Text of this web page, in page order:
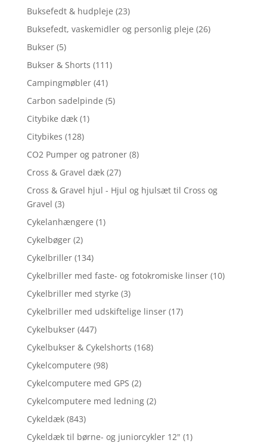
Buksefedt & hudpleje (23)
Buksefedt, vaskemidler og personlig pleje (26)
Bukser (5)
Bukser & Shorts (111)
Campingmøbler (41)
Carbon sadelpinde (5)
Citybike dæk (1)
Citybikes (128)
CO2 Pumper og patroner (8)
Cross & Gravel dæk (27)
Cross & Gravel hjul - Hjul og hjulsæt til Cross og
Gravel (3)
Cykelanhængere (1)
Cykelbøger (2)
Cykelbriller (134)
Cykelbriller med faste- og fotokromiske linser (10)
Cykelbriller med styrke (3)
Cykelbriller med udskiftelige linser (17)
Cykelbukser (447)
Cykelbukser & Cykelshorts (168)
Cykelcomputere (98)
Cykelcomputere med GPS (2)
Cykelcomputere med ledning (2)
Cykeldæk (843)
Cykeldæk til børne- og juniorcykler 12" (1)